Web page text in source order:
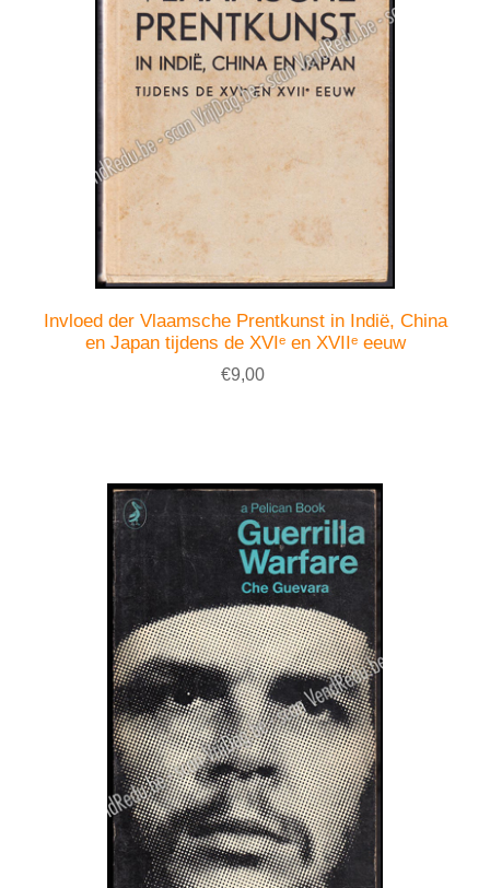
Invloed der Vlaamsche Prentkunst in Indië, China
en Japan tijdens de XVIᵉ en XVIIᵉ eeuw
€9,00